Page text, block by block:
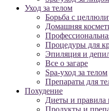
Уход за телом
Борьба с
Домашняя
Процедуры для
Эпиляция и
Все о загаре
Spa-уход за телом
Препараты для
Похудение
Диеты и правила